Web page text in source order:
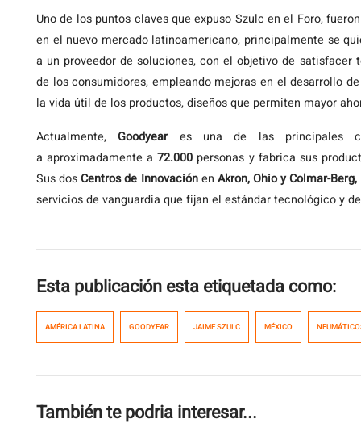
Uno de los puntos claves que expuso Szulc en el Foro,
en el nuevo mercado latinoamericano, principalmente se
a un proveedor de soluciones, con el objetivo de
de los consumidores, empleando mejoras en el desarrollo
la vida útil de los productos, diseños que permiten mayor
Actualmente,Goodyeares una de las principales
a aproximadamente a72.000 personas y fabrica sus
Sus dosCentros de Innovaciónen Akron, Ohio y Colmar-
servicios de vanguardia que fijan el estándar tecnológico y
Esta publicación esta etiquetada como:
AMÉRICA LATINA GOODYEAR JAIME SZULC MÉXICO
También te podria interesar...